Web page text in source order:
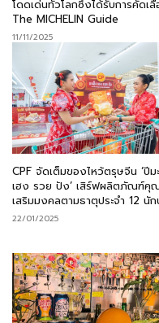
โดดเด่นทั่วโลกซึ่งได้รับการคัดเลื
The MICHELIN Guide
11/11/2025
CPF จัดเต็มของไหว้ตรุษจีน ‘ปีม
เฮง รวย ปัง’ เสิร์ฟผลิตภัณฑ์คุ
เสริมมงคลตามธาตุประจำ 12 นั
22/01/2025